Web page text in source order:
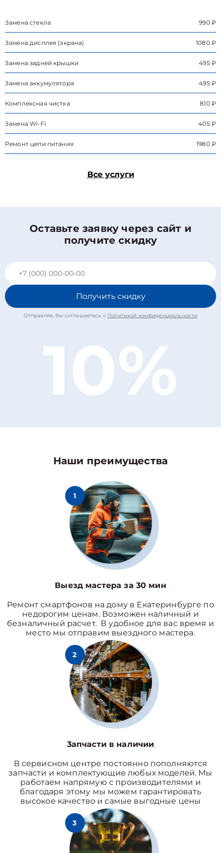
Замена стекла 990 ₽
Замена дисплея (экрана) 1080 ₽
Замена задней крышки 495 ₽
Замена аккумулятора 495 ₽
Комплексная чистка 810 ₽
Замена Wi-Fi 405 ₽
Ремонт цепи питания 1980 ₽
Все услуги
Оставьте заявку через сайт и
получите скидку
Получить скидку
Отправляя, Вы соглашаетесь с Политикой конфиденциальности
10%
Наши преимущества
1
Выезд мастера за 30 мин
Ремонт смартфонов на дому в Екатеринбурге по
недорогим ценам. Возможен наличный и
безналичный расчет. В удобное для вас время и
место мы отправим выездного мастера.
2
3апчасти в наличии
В сервисном центре постоянно пополняются
запчасти и комплектующие любых моделей. Мы
работаем напрямую с производителями и
благодаря этому мы можем гарантировать
высокое качество и самые выгодные цены
3